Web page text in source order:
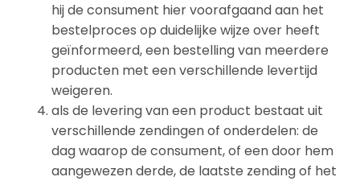
hij de consument hier voorafgaand aan het
bestelproces op duidelijke wijze over heeft
geïnformeerd, een bestelling van meerdere
producten met een verschillende levertijd
weigeren.
als de levering van een product bestaat uit
verschillende zendingen of onderdelen: de
dag waarop de consument, of een door hem
aangewezen derde, de laatste zending of het